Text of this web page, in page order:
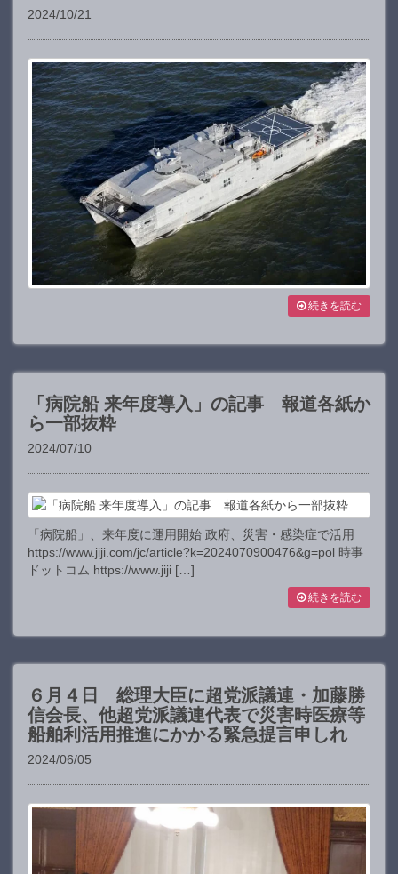
2024/10/21
続きを読む
「病院船 来年度導入」の記事 報道各紙か
ら一部抜粋
2024/07/10
「病院船」、来年度に運用開始 政府、災害・感染症で活用
https://www.jiji.com/jc/article?k=2024070900476&g=pol 時事
ドットコム https://www.jiji […]
続きを読む
６月４日 総理大臣に超党派議連・加藤勝
信会長、他超党派議連代表で災害時医療等
船舶利活用推進にかかる緊急提言申しれ
2024/06/05